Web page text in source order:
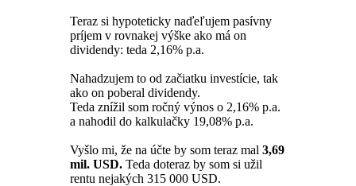
Teraz si hypoteticky naďeľujem pasívny
príjem v rovnakej výške ako má on
dividendy: teda 2,16% p.a.
Nahadzujem to od začiatku investície, tak
ako on poberal dividendy.
Teda znížil som ročný výnos o 2,16% p.a.
a nahodil do kalkulačky 19,08% p.a.
Vyšlo mi, že na účte by som teraz mal 3,69
mil. USD. Teda doteraz by som si užil
rentu nejakých 315 000 USD.